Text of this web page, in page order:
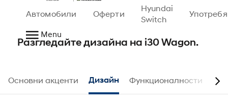
Автомобили Оферти
Hyundai
Switch
Menu
Дизайн.
Разгледайте дизайна на i30 Wagon.
Основни акценти Дизайн Функционалности N